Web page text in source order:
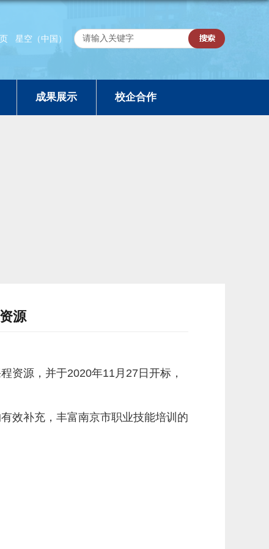
星空（中国）
成果展示 校企合作
源
资源，并于2020年11月27日开标，
效补充，丰富南京市职业技能培训的